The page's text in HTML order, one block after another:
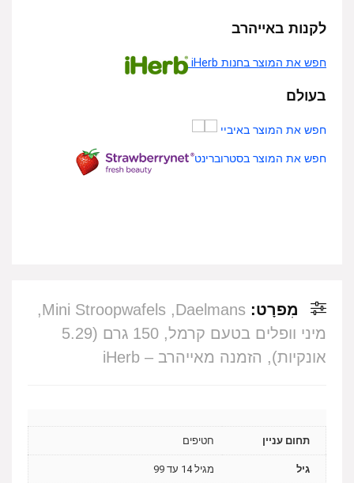
לקנות באייהרב
חפש את המוצר בחנות iHerb
בעולם
חפש את המוצר באיביי
חפש את המוצר בסטרוברינט
מִפרָט:
Daelmans‏, Mini Stroopwafels,
מיני וופלים בטעם קרמל, 150 גרם (5.29
אונקיות), הזמנה מאייהרב – iHerb
תחום עניין חטיפים
גיל מגיל 14 עד 99